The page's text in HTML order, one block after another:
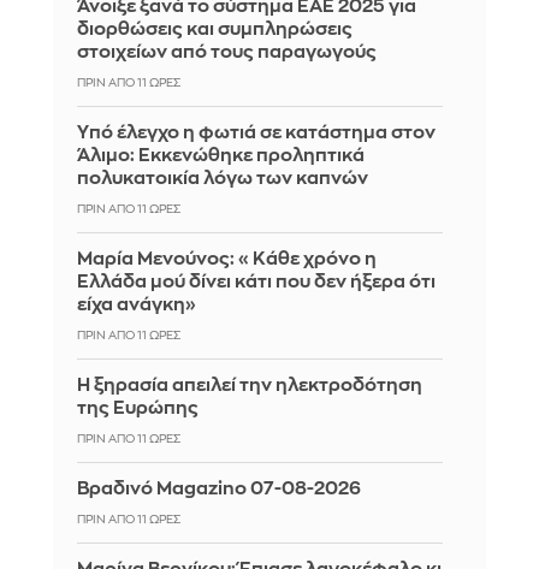
Άνοιξε ξανά το σύστημα ΕΑΕ 2025 για
διορθώσεις και συμπληρώσεις
στοιχείων από τους παραγωγούς
ΠΡΙΝ ΑΠΌ 11 ΏΡΕΣ
Yπό έλεγχο η φωτιά σε κατάστημα στον
Άλιμο: Εκκενώθηκε προληπτικά
πολυκατοικία λόγω των καπνών
ΠΡΙΝ ΑΠΌ 11 ΏΡΕΣ
Μαρία Μενούνος: «Κάθε χρόνο η
Ελλάδα μού δίνει κάτι που δεν ήξερα ότι
είχα ανάγκη»
ΠΡΙΝ ΑΠΌ 11 ΏΡΕΣ
Η ξηρασία απειλεί την ηλεκτροδότηση
της Ευρώπης
ΠΡΙΝ ΑΠΌ 11 ΏΡΕΣ
Βραδινό Magazino 07-08-2026
ΠΡΙΝ ΑΠΌ 11 ΏΡΕΣ